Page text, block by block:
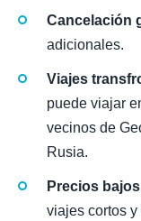
Cancelación
adicionales.
Viajes
puede viajar
vecinos de
Rusia.
Precios bajos
viajes cortos y